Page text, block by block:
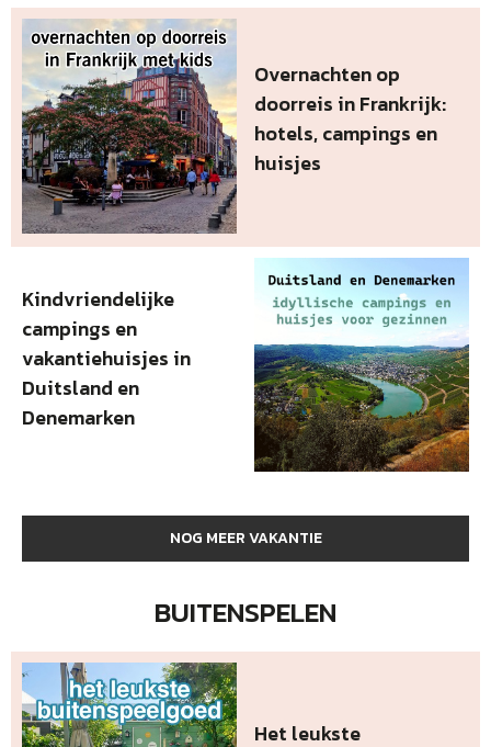
NOG MEER VAKANTIE
Overnachten op
doorreis in Frankrijk:
hotels, campings en
huisjes
Kindvriendelijke
campings en
vakantiehuisjes in
Duitsland en
Denemarken
BUITENSPELEN
Het leukste